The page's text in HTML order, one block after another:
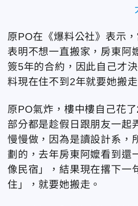
原PO在《爆料公社》表示
表明不想一直搬家，房東阿
簽5年的合約，因此自己才
料現在住不到2年就要她搬走
原PO氣炸，樓中樓自己花
部分都是趁假日跟朋友一起
慢慢做，因為是讀設計系，
劃的，去年房東阿嬤看到還
像民宿」，結果現在撂下一
住」，就要她搬走。